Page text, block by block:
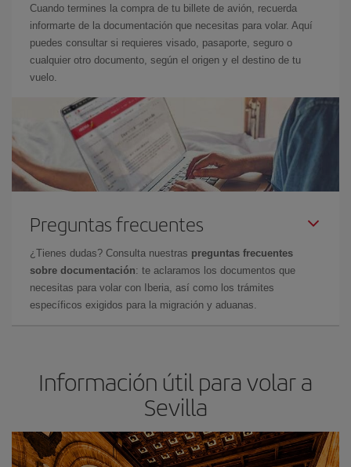
Cuando termines la compra de tu billete de avión, recuerda
informarte de la documentación que necesitas para volar. Aquí
puedes consultar si requieres visado, pasaporte, seguro o
cualquier otro documento, según el origen y el destino de tu
vuelo.
Preguntas frecuentes
¿Tienes dudas? Consulta nuestras preguntas frecuentes
sobre documentación: te aclaramos los documentos que
necesitas para volar con Iberia, así como los trámites
específicos exigidos para la migración y aduanas.
Información útil para volar a
Sevilla